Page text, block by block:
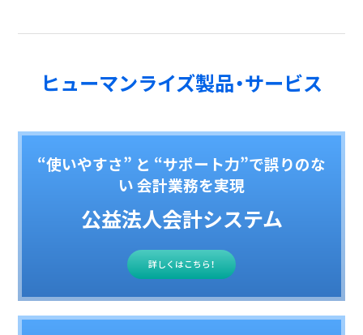
ヒューマンライズ製品・サービス
“使いやすさ” と “サポート力”で誤りのな
い 会計業務を実現
公益法人会計システム
詳しくはこちら！